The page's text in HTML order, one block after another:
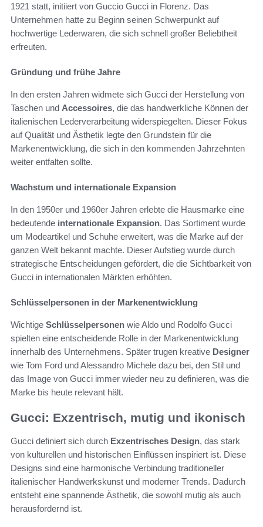
1921 statt, initiiert von Guccio Gucci in Florenz. Das
Unternehmen hatte zu Beginn seinen Schwerpunkt auf
hochwertige Lederwaren, die sich schnell großer Beliebtheit
erfreuten.
Gründung und frühe Jahre
In den ersten Jahren widmete sich Gucci der Herstellung von
Taschen und Accessoires, die das handwerkliche Können der
italienischen Lederverarbeitung widerspiegelten. Dieser Fokus
auf Qualität und Ästhetik legte den Grundstein für die
Markenentwicklung, die sich in den kommenden Jahrzehnten
weiter entfalten sollte.
Wachstum und internationale Expansion
In den 1950er und 1960er Jahren erlebte die Hausmarke eine
bedeutende internationale Expansion. Das Sortiment wurde
um Modeartikel und Schuhe erweitert, was die Marke auf der
ganzen Welt bekannt machte. Dieser Aufstieg wurde durch
strategische Entscheidungen gefördert, die die Sichtbarkeit von
Gucci in internationalen Märkten erhöhten.
Schlüsselpersonen in der Markenentwicklung
Wichtige Schlüsselpersonen wie Aldo und Rodolfo Gucci
spielten eine entscheidende Rolle in der Markenentwicklung
innerhalb des Unternehmens. Später trugen kreative Designer
wie Tom Ford und Alessandro Michele dazu bei, den Stil und
das Image von Gucci immer wieder neu zu definieren, was die
Marke bis heute relevant hält.
Gucci: Exzentrisch, mutig und ikonisch
Gucci definiert sich durch Exzentrisches Design, das stark
von kulturellen und historischen Einflüssen inspiriert ist. Diese
Designs sind eine harmonische Verbindung traditioneller
italienischer Handwerkskunst und moderner Trends. Dadurch
entsteht eine spannende Ästhetik, die sowohl mutig als auch
herausfordernd ist.